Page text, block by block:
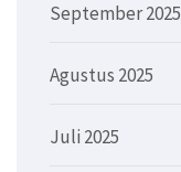
September 2025
Agustus 2025
Juli 2025